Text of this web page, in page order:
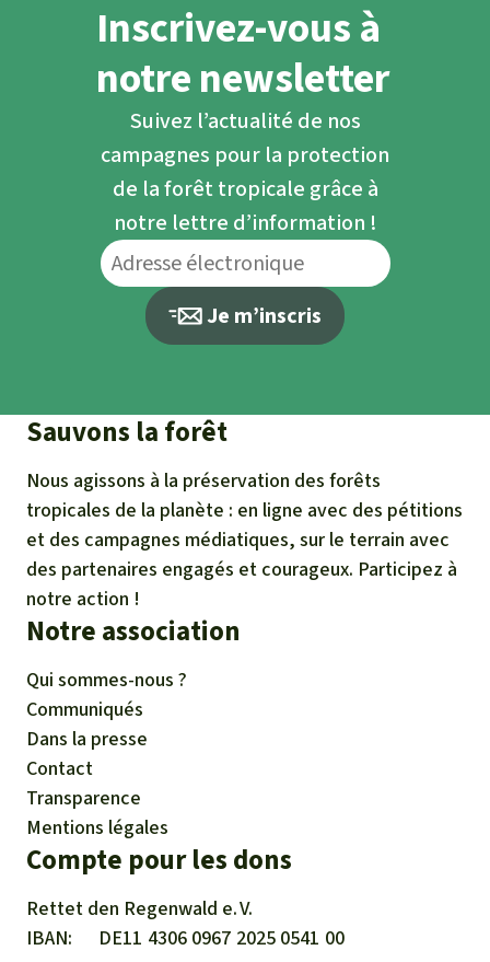
Inscrivez-vous à
notre newsletter
Suivez l’actualité de nos
campagnes pour la protection
de la forêt tropicale grâce à
notre lettre d’information !
Je m’inscris
Sauvons la forêt
Nous agissons à la préservation des forêts
tropicales de la planète : en ligne avec des pétitions
et des campagnes médiatiques, sur le terrain avec
des partenaires engagés et courageux. Participez à
notre action !
Notre association
Qui sommes-nous ?
Communiqués
Dans la presse
Contact
Transparence
Mentions légales
Compte pour les dons
Rettet den Regenwald e. V.
IBAN
DE11 4306 0967 2025 0541 00